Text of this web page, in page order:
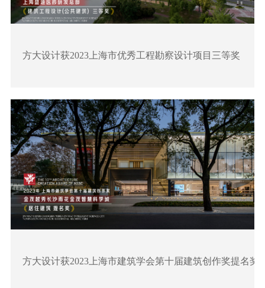
方大设计获2023上海市优秀工程勘察设计项目三等奖
方大设计获2023上海市建筑学会第十届建筑创作奖提名奖